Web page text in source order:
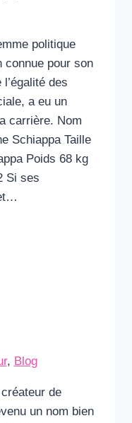
politique
connue pour son
des
a eu un
carrière. Nom
Schiappa Taille
Poids 68 kg
Si ses
, Blog
de
un nom bien